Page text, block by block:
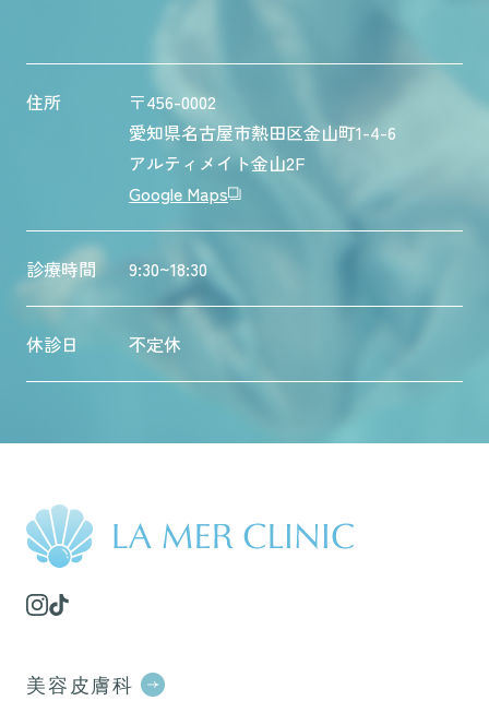
住所
〒456-0002
愛知県名古屋市熱田区金山町1-4-6
アルティメイト金山2F
Google Maps
診療時間 9:30~18:30
休診日 不定休
美容皮膚科